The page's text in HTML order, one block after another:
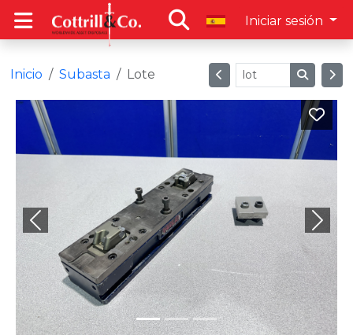
Iniciar sesión
Inicio Subasta Lote
Previous Next